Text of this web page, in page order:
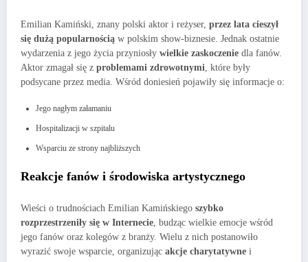
Emilian Kamiński, znany polski aktor i reżyser, przez lata cieszył
się dużą popularnością w polskim show-biznesie. Jednak ostatnie
wydarzenia z jego życia przyniosły wielkie zaskoczenie dla fanów.
Aktor zmagał się z problemami zdrowotnymi , które były
podsycane przez media. Wśród doniesień pojawiły się informacje o:
Jego nagłym załamaniu
Hospitalizacji w szpitalu
Wsparciu ze strony najbliższych
Reakcje fanów i środowiska artystycznego
Wieści o trudnościach Emilian Kamińskiego szybko
rozprzestrzeniły się w Internecie, budząc wielkie emocje wśród
jego fanów oraz kolegów z branży. Wielu z nich postanowiło
wyrazić swoje wsparcie, organizując akcje charytatywne i